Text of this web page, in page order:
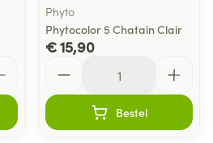
Phyto
Phytocolor 5 Chatain Clair
€ 15,90
Bestel